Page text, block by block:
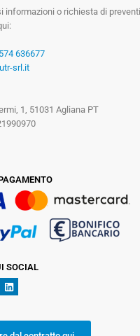
informazioni o richiesta di
636677
srl.it
1, 51031 Agliana PT
SOCIAL